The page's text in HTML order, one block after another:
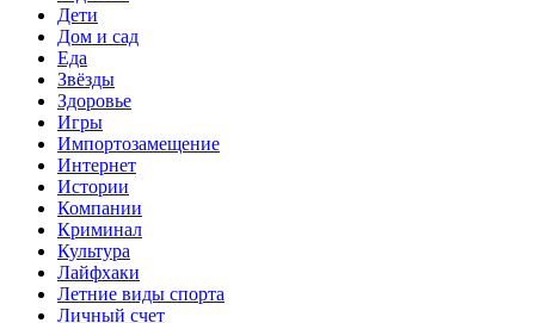
Дети
Дом и сад
Еда
Звёзды
Здоровье
Игры
Импортозамещение
Интернет
Истории
Компании
Криминал
Культура
Лайфхаки
Летние виды спорта
Личный счет